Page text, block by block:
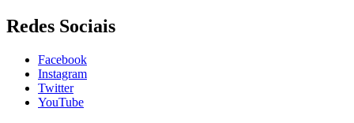
Redes Sociais
Facebook
Instagram
Twitter
YouTube